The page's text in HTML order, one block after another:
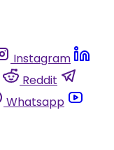
Instagram
Reddit
Whatsapp